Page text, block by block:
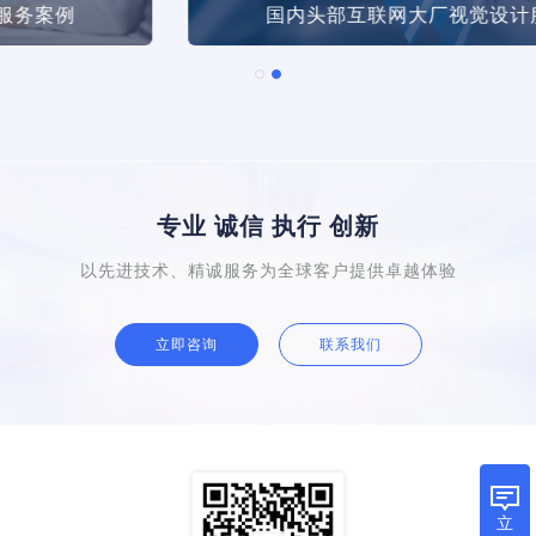
国内头部互联网大厂视觉设计服务案例
专业 诚信 执行 创新
以先进技术、精诚服务为全球客户提供卓越体验
立即咨询 联系我们
立